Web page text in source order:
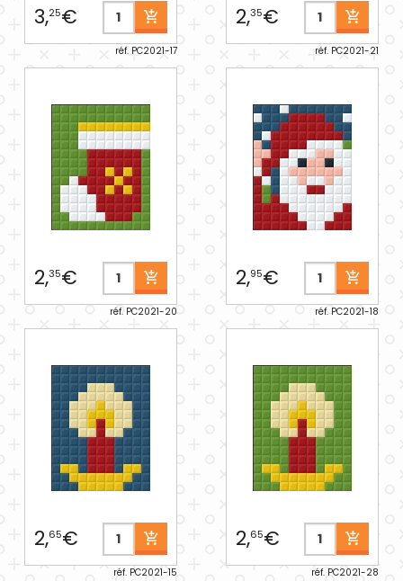
3,25€
réf. PC2021-17
2,35€
réf. PC2021-21
2,35€
réf. PC2021-20
2,95€
réf. PC2021-18
2,65€
réf. PC2021-15
2,65€
réf. PC2021-28